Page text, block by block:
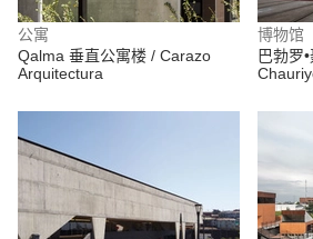
公寓
Qalma 垂直公寓楼 / Carazo
Arquitectura
博物馆
巴勃罗